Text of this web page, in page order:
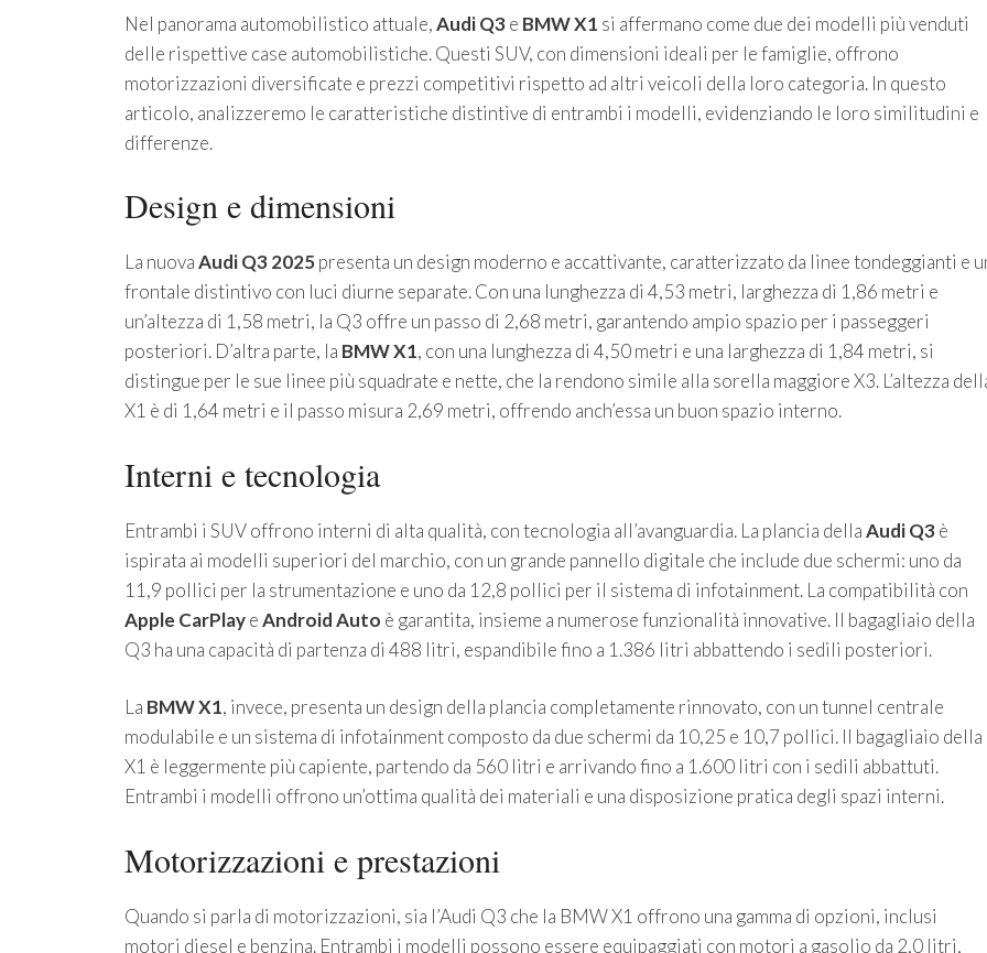
Nel panorama automobilistico attuale,Audi Q3e BMW X1 si affermano come due dei modelli più venduti
delle rispettive case automobilistiche. Questi SUV, con dimensioni ideali per le famiglie, offrono
motorizzazioni diversificate e prezzi competitivi rispetto ad altri veicoli della loro categoria. In questo
articolo, analizzeremo le caratteristiche distintive di entrambi i modelli, evidenziando le loro similitudini e
differenze.
Design e dimensioni
La nuovaAudi Q3 2025presenta un design moderno e accattivante, caratterizzato da linee tondeggianti e
frontale distintivo con luci diurne separate. Con una lunghezza di 4,53 metri, larghezza di 1,86 metri e
un’altezza di 1,58 metri, la Q3 offre un passo di 2,68 metri, garantendo ampio spazio per i passeggeri
posteriori. D’altra parte, la BMW X1, con una lunghezza di 4,50 metri e una larghezza di 1,84 metri, si
distingue per le sue linee più squadrate e nette, che la rendono simile alla sorella maggiore X3. L’altezza
X1 è di 1,64 metri e il passo misura 2,69 metri, offrendo anch’essa un buon spazio interno.
Interni e tecnologia
Entrambi i SUV offrono interni di alta qualità, con tecnologia all’avanguardia. La plancia dellaAudi Q3è
ispirata ai modelli superiori del marchio, con un grande pannello digitale che include due schermi: uno da
11,9 pollici per la strumentazione e uno da 12,8 pollici per il sistema di infotainment. La compatibilità con
Apple CarPlayeAndroid Auto è garantita, insieme a numerose funzionalità innovative. Il bagagliaio della
Q3 ha una capacità di partenza di 488 litri, espandibile fino a 1.386 litri abbattendo i sedili posteriori.
La BMW X1, invece, presenta un design della plancia completamente rinnovato, con un tunnel centrale
modulabile e un sistema di infotainment composto da due schermi da 10,25 e 10,7 pollici. Il bagagliaio della
X1 è leggermente più capiente, partendo da 560 litri e arrivando fino a 1.600 litri con i sedili abbattuti.
Entrambi i modelli offrono un’ottima qualità dei materiali e una disposizione pratica degli spazi interni.
Motorizzazioni e prestazioni
Quando si parla di motorizzazioni, sia l’Audi Q3 che la BMW X1 offrono una gamma di opzioni, inclusi
motori diesel e benzina. Entrambi i modelli possono essere equipaggiati con motori a gasolio da 2,0 litri,